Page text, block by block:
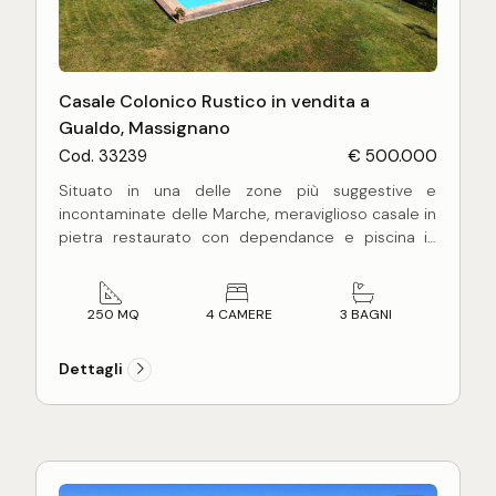
Casale Colonico Rustico in vendita a
Gualdo, Massignano
Cod. 33239 € 500.000
Situato in una delle zone più suggestive e
incontaminate delle Marche, meraviglioso casale in
pietra restaurato con dependance e piscina in
La proprietà dista 3 km dal centro cittadino di
composta da alte querce, pascoli, vigneti e oliveti
che rendono l'atmosfera davvero unica e
rilassante.
250 MQ 4 CAMERE 3 BAGNI
Dettagli